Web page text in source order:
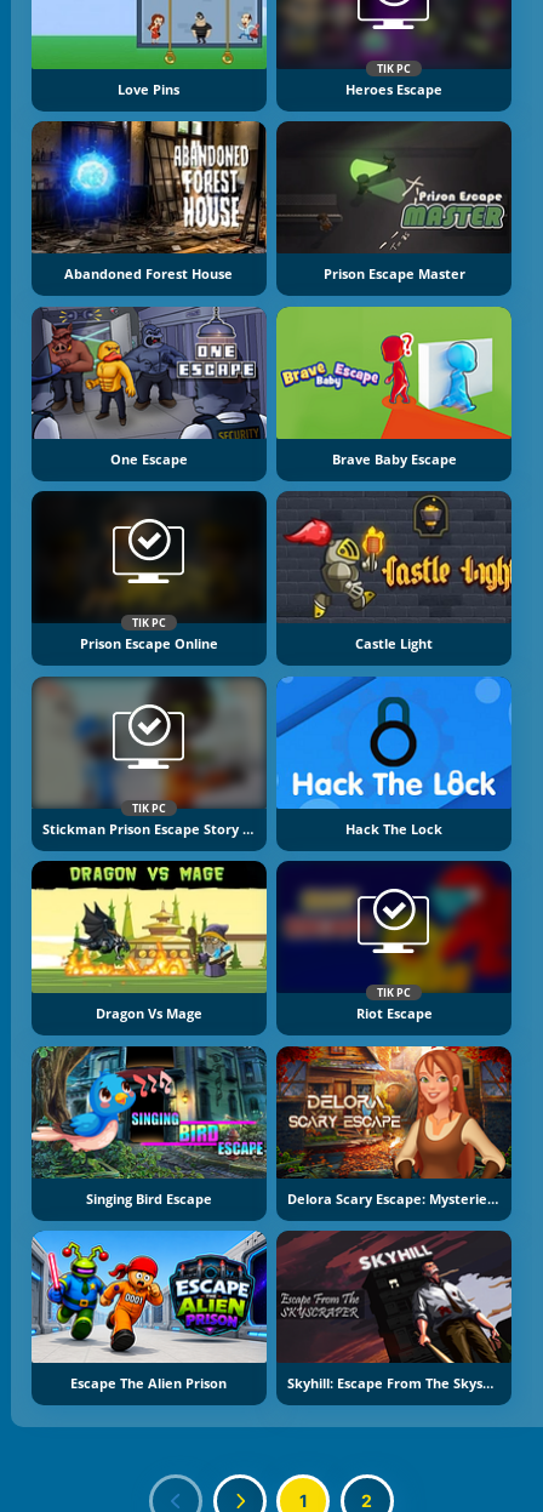
Love Pins
TIK PC
Heroes Escape
Abandoned Forest House Prison Escape Master
One Escape Brave Baby Escape
TIK PC
Prison Escape Online Castle Light
TIK PC
Stickman Prison Escape Story 3D Hack The Lock
Dragon Vs Mage
TIK PC
Riot Escape
Singing Bird Escape Delora Scary Escape: Mysteries Adventure
Escape The Alien Prison Skyhill: Escape From The Skyscraper
1 2